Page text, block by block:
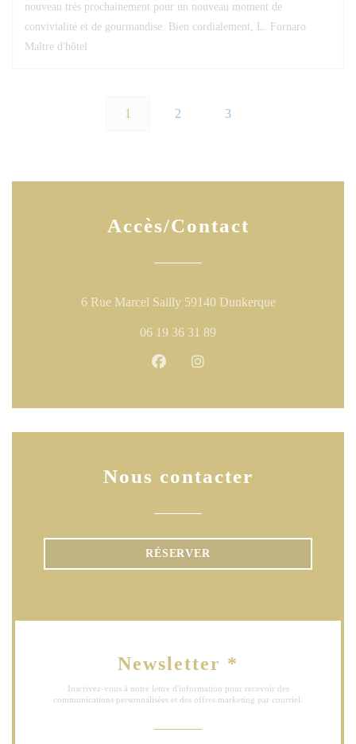
nouveau très prochainement pour un nouveau moment de
convivialité et de gourmandise. Bien cordialement, L. Fornaro
Maître d'hôtel
1 2 3
Accès/Contact
6 Rue Marcel Sailly 59140 Dunkerque((ouvre une
06 19 36 31 89
Facebook ((ouvre une nouvelle
Nous contacter
RÉSERVER
Newsletter *
Inscrivez-vous à notre lettre d'information pour recevoir des
communications personnalisées et des offres marketing par courriel.